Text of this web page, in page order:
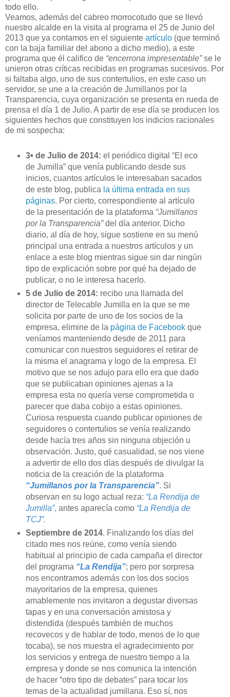
todo ello.
Veamos, además del cabreo morrocotudo que se llevó
nuestro alcalde en la visita al programa el 25 de Junio del
2013 que ya contamos en el siguiente artículo (que terminó
con la baja familiar del abono a dicho medio), a este
programa que él califico de “encerrona impresentable”se le
unieron otras críticas recibidas en programas sucesivos. Por
si faltaba algo, uno de sus contertulios, en este caso un
servidor, se une a la creación de Jumillanos por la
Transparencia, cuya organización se presenta en rueda de
prensa el día 1 de Julio. A partir de ese día se producen los
siguientes hechos que constituyen los indicios racionales
de mi sospecha:
3• de Julio de 2014: el periódico digital “El eco
de Jumilla” que venía publicando desde sus
inicios, cuantos artículos le interesaban sacados
de este blog, publica la última entrada en sus
páginas. Por cierto, correspondiente al artículo
de la presentación de la plataforma “Jumillanos
por la Transparencia”del día anterior. Dicho
diario, al día de hoy, sigue sostiene en su menú
principal una entrada a nuestros artículos y un
enlace a este blog mientras sigue sin dar ningún
tipo de explicación sobre por qué ha dejado de
publicar, o no le interesa hacerlo.
5 de Julio de 2014: recibo una llamada del
director de Telecable Jumilla en la que se me
solicita por parte de uno de los socios de la
empresa, elimine de la página de Facebook que
veníamos manteniendo desde de 2011 para
comunicar con nuestros seguidores el retirar de
la misma el anagrama y logo de la empresa. El
motivo que se nos adujo para ello era que dado
que se publicaban opiniones ajenas a la
empresa esta no quería verse comprometida o
parecer que daba cobijo a estas opiniones.
Curiosa respuesta cuando publicar opiniones de
seguidores o contertulios se venía realizando
desde hacía tres años sin ninguna objeción u
observación. Justo, qué casualidad, se nos viene
a advertir de ello dos días después de divulgar la
noticia de la creación de la plataforma
“Jumillanos por la Transparencia”. Si
observan en su logo actual reza: “La Rendija de
Jumilla”, antes aparecía como “La Rendija de
TCJ”.
Septiembre de 2014. Finalizando los días del
citado mes nos reúne, como venía siendo
habitual al principio de cada campaña el director
del programa “La Rendija”; pero por sorpresa
nos encontramos además con los dos socios
mayoritarios de la empresa, quienes
amablemente nos invitaron a degustar diversas
tapas y en una conversación amistosa y
distendida (después también de muchos
recovecos y de hablar de todo, menos de lo que
tocaba), se nos muestra el agradecimiento por
los servicios y entrega de nuestro tiempo a la
empresa y donde se nos comunica la intención
de hacer “otro tipo de debates” para tocar los
temas de la actualidad jumillana. Eso sí, nos